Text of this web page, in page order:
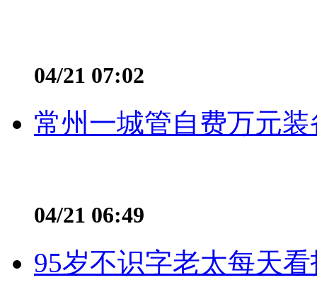
04/21 07:02
常州一城管自费万元
04/21 06:49
95岁不识字老太每天